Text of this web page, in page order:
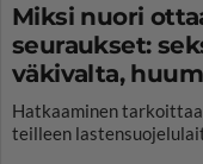
Miksi nuori
seuraukset:
väkivalta,
Hatkaaminen
teilleen